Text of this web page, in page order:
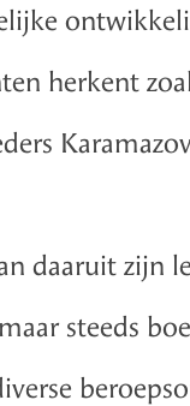
herkent
daaruit zijn
steeds